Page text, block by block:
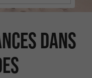
dans